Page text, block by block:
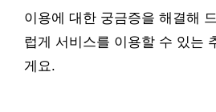
이용에 대한 궁금증을 해결해
럽게 서비스를 이용할 수 있는
게요.